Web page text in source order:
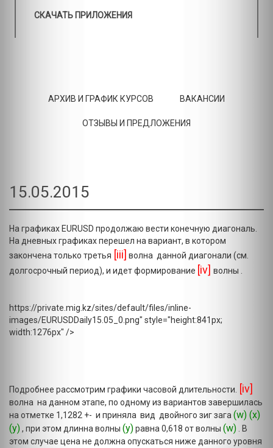
СКАЧАТЬ ПРИЛОЖЕНИЯ
АРХИВ И ГРАФИК КУРСОВ ВАКАНСИИ
ОТЗЫВЫ И ПРЕДЛОЖЕНИЯ
15.05.2015
На графиках EURUSD продолжаю вести конечную диагональ.
На дневных графиках перешел на вариант, в котором
закончена только третья [iii] волна данной диагонали (см.
долгосрочный период), и идет формирование [iv] волны .
https://private.mig.kz/sites/default/files/inline-
images/EURUSDDaily15.05_0.png" style="height:841px;
width:1276px" />
Подробнее рассмотрим графики часовой длительности. [iv]
волна на данном этапе, по одному из вариантов завершилась
на отметке 1,1282 +- и приняла вид двойного зиг зага (w) (x)
(y), при этом длинна волны (y)равна 0,618 от волны (w) . В
этом случае цена не должна опускаться ниже данного уровня